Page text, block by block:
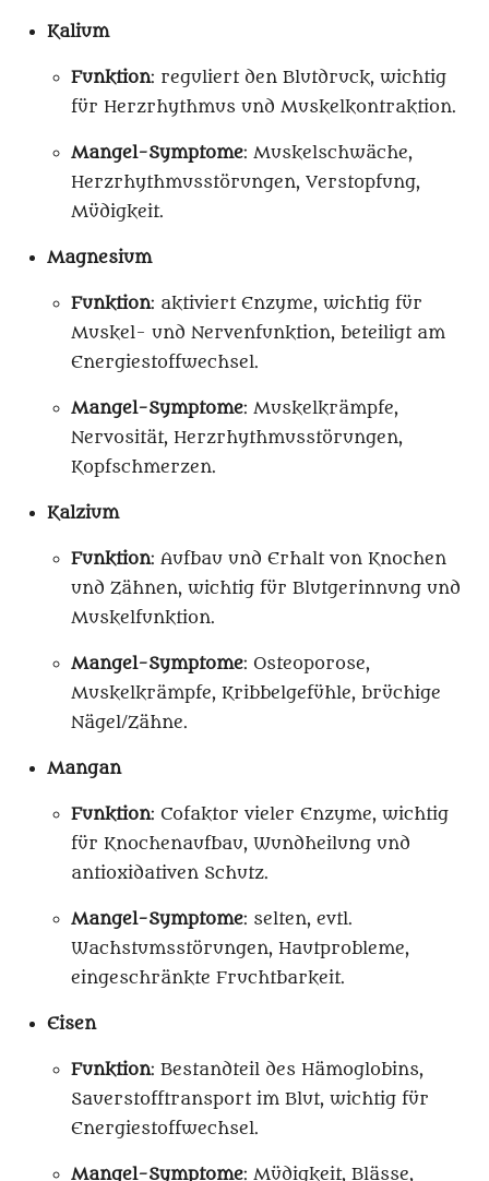
Kalium
Funktion: reguliert den Blutdruck, wichtig
für Herzrhythmus und Muskelkontraktion.
Mangel-Symptome: Muskelschwäche,
Herzrhythmusstörungen, Verstopfung,
Müdigkeit.
Magnesium
Funktion: aktiviert Enzyme, wichtig für
Muskel- und Nervenfunktion, beteiligt am
Energiestoffwechsel.
Mangel-Symptome: Muskelkrämpfe,
Nervosität, Herzrhythmusstörungen,
Kopfschmerzen.
Kalzium
Funktion: Aufbau und Erhalt von Knochen
und Zähnen, wichtig für Blutgerinnung und
Muskelfunktion.
Mangel-Symptome: Osteoporose,
Muskelkrämpfe, Kribbelgefühle, brüchige
Nägel/Zähne.
Mangan
Funktion: Cofaktor vieler Enzyme, wichtig
für Knochenaufbau, Wundheilung und
antioxidativen Schutz.
Mangel-Symptome: selten, evtl.
Wachstumsstörungen, Hautprobleme,
eingeschränkte Fruchtbarkeit.
Eisen
Funktion: Bestandteil des Hämoglobins,
Sauerstofftransport im Blut, wichtig für
Energiestoffwechsel.
Mangel-Symptome: Müdigkeit, Blässe,